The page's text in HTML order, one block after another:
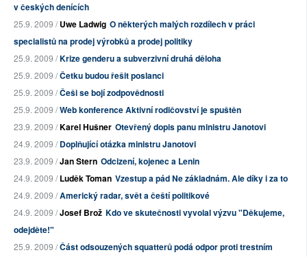
v českých denících
25.9. 2009 /Uwe Ladwig O některých malých rozdílech v práci
specialistů na prodej výrobků a prodej politiky
25.9. 2009 /Krize genderu a subverzivní druhá děloha
25.9. 2009 /Četku budou řešit poslanci
25.9. 2009 /Češi se bojí zodpovědnosti
25.9. 2009 /Web konference Aktivní rodičovství je spuštěn
23.9. 2009 /Karel Hušner Otevřený dopis panu ministru Janotovi
24.9. 2009 /Doplňující otázka ministru Janotovi
23.9. 2009 /Jan Stern Odcizení, kojenec a Lenin
24.9. 2009 /Luděk Toman Vzestup a pád Ne základnám. Ale díky i za to
24.9. 2009 /Americký radar, svět a čeští politikové
24.9. 2009 /Josef Brož Kdo ve skutečnosti vyvolal výzvu "Děkujeme,
odejděte!"
25.9. 2009 /Část odsouzených squatterů podá odpor proti trestním